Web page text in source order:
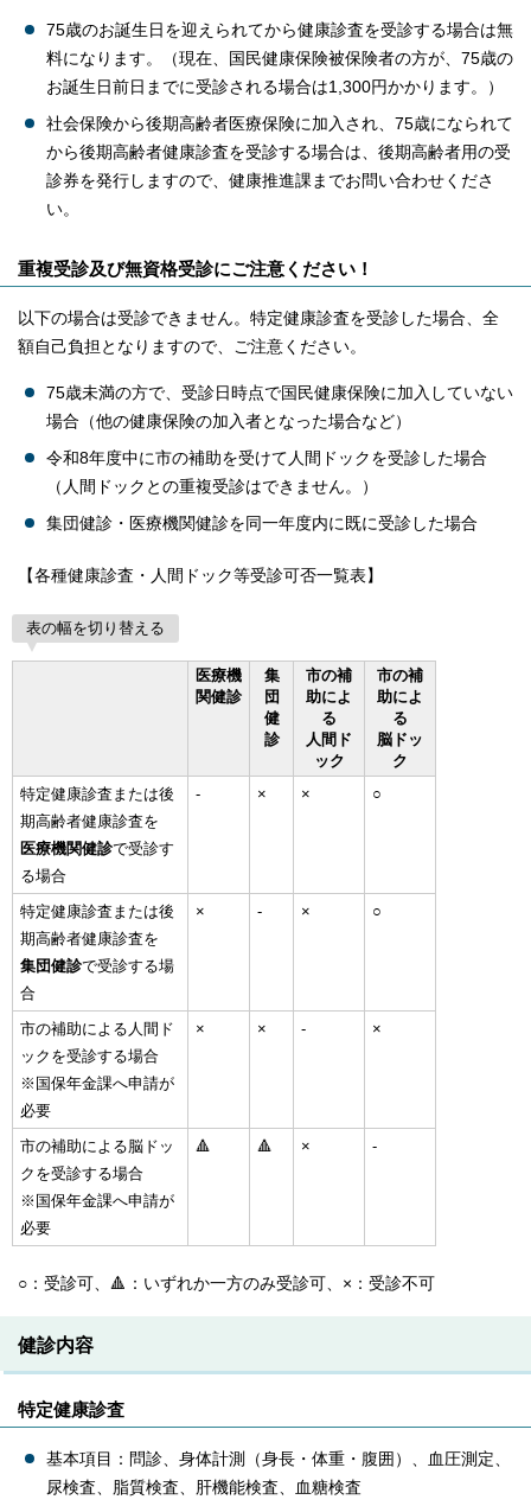
75歳のお誕生日を迎えられてから健康診査を受診する場合は無
料になります。（現在、国民健康保険被保険者の方が、75歳の
お誕生日前日までに受診される場合は1,300円かかります。）
社会保険から後期高齢者医療保険に加入され、75歳になられて
から後期高齢者健康診査を受診する場合は、後期高齢者用の受
診券を発行しますので、健康推進課までお問い合わせくださ
い。
重複受診及び無資格受診にご注意ください！
以下の場合は受診できません。特定健康診査を受診した場合、全
額自己負担となりますので、ご注意ください。
75歳未満の方で、受診日時点で国民健康保険に加入していない
場合（他の健康保険の加入者となった場合など）
令和8年度中に市の補助を受けて人間ドックを受診した場合
（人間ドックとの重複受診はできません。）
集団健診・医療機関健診を同一年度内に既に受診した場合
【各種健康診査・人間ドック等受診可否一覧表】
表の幅を切り替える
医療機
関健診
集
団
健
診
市の補
助によ
る
人間ド
ック
市の補
助によ
る
脳ドッ
ク
特定健康診査または後
期高齢者健康診査を
医療機関健診で受診す
る場合
- × × ○
特定健康診査または後
期高齢者健康診査を
集団健診で受診する場
合
× - × ○
市の補助による人間ド
ックを受診する場合
※国保年金課へ申請が
必要
× × - ×
市の補助による脳ドッ
クを受診する場合
※国保年金課へ申請が
必要
🔺 🔺 × -
○：受診可、🔺：いずれか一方のみ受診可、×：受診不可
健診内容
特定健康診査
基本項目：問診、身体計測（身長・体重・腹囲）、血圧測定、
尿検査、脂質検査、肝機能検査、血糖検査